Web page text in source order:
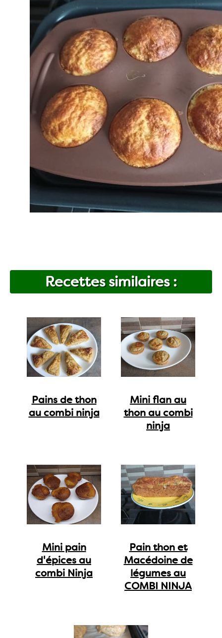
Recettes similaires :
Pains de thon
au combi ninja
Mini flan au
thon au combi
ninja
Mini pain
d'épices au
combi Ninja
Pain thon et
Macédoine de
légumes au
COMBI NINJA